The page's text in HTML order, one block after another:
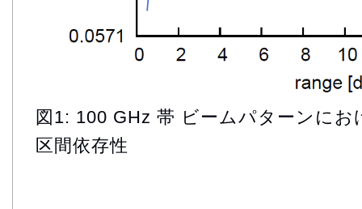
図1: 100 GHz 帯 ビームパターンに
区間依存性